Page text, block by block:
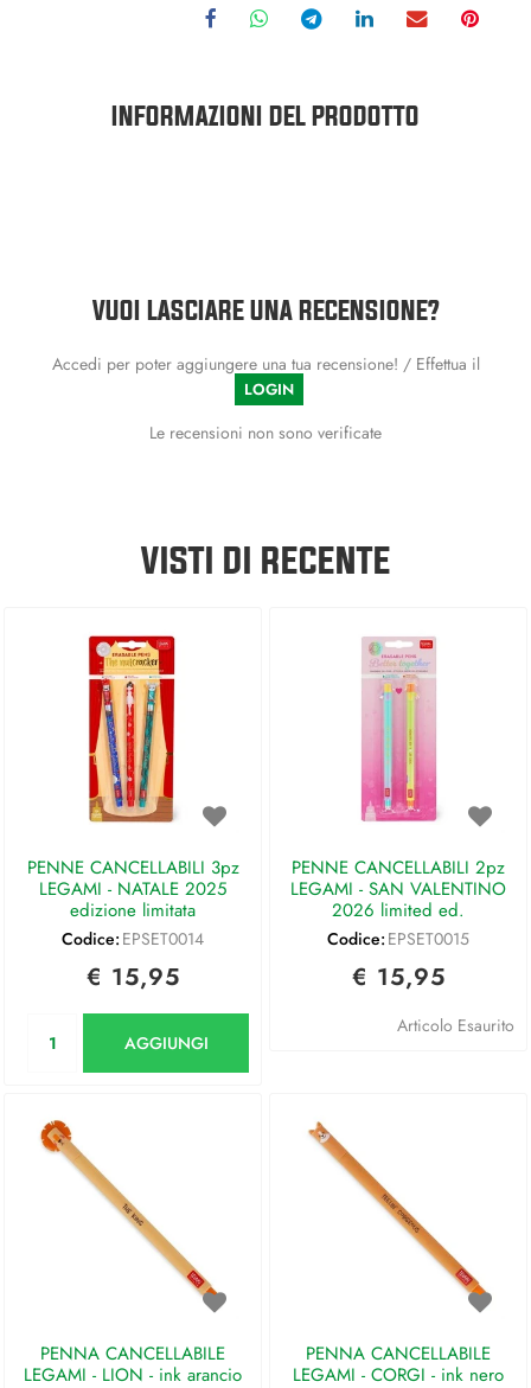
INFORMAZIONI DEL PRODOTTO
VUOI LASCIARE UNA RECENSIONE?
Accedi per poter aggiungere una tua recensione! / Effettua il
LOGIN
Le recensioni non sono verificate
VISTI DI RECENTE
PENNE CANCELLABILI 3pz
LEGAMI - NATALE 2025
edizione limitata
Codice: EPSET0014
€ 15,95
AGGIUNGI
PENNE CANCELLABILI 2pz
LEGAMI - SAN VALENTINO
2026 limited ed.
Codice: EPSET0015
€ 15,95
Articolo Esaurito
PENNA CANCELLABILE
LEGAMI - LION - ink arancio
PENNA CANCELLABILE
LEGAMI - CORGI - ink nero